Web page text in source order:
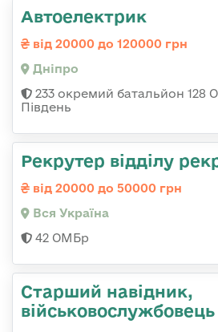
Автоелектрик
від 20000 до 120000 грн
Дніпро
233 окремий батальйон 128
Південь
Рекрутер відділу
від 20000 до 50000 грн
Вся Україна
42 ОМБр
Старший навідник,
військовослужбовець